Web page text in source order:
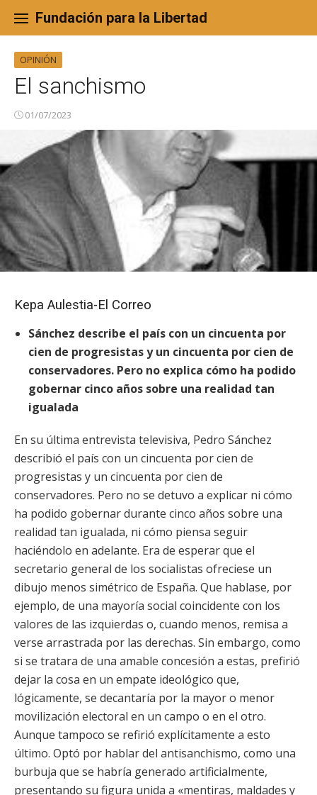
content
Fundación para la Libertad
OPINIÓN
El sanchismo
01/07/2023
Kepa Aulestia-El Correo
Sánchez describe el país con un cincuenta por
cien de progresistas y un cincuenta por cien de
conservadores. Pero no explica cómo ha podido
gobernar cinco años sobre una realidad tan
igualada
En su última entrevista televisiva, Pedro Sánchez
describió el país con un cincuenta por cien de
progresistas y un cincuenta por cien de
conservadores. Pero no se detuvo a explicar ni cómo
ha podido gobernar durante cinco años sobre una
realidad tan igualada, ni cómo piensa seguir
haciéndolo en adelante. Era de esperar que el
secretario general de los socialistas ofreciese un
dibujo menos simétrico de España. Que hablase, por
ejemplo, de una mayoría social coincidente con los
valores de las izquierdas o, cuando menos, remisa a
verse arrastrada por las derechas. Sin embargo, como
si se tratara de una amable concesión a estas, prefirió
dejar la cosa en un empate ideológico que,
lógicamente, se decantaría por la mayor o menor
movilización electoral en un campo o en el otro.
Aunque tampoco se refirió explícitamente a esto
último. Optó por hablar del antisanchismo, como una
burbuja que se habría generado artificialmente,
presentando su figura unida a «mentiras, maldades y